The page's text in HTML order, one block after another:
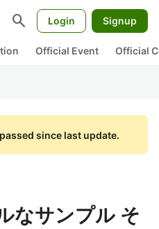
search Login Signup
Official Event Official
since last update.
なサンプル そ